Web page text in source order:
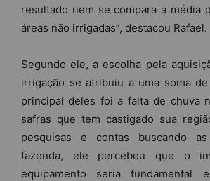
resultado nem se compara a média
áreas não irrigadas”, destacou Rafael.
Segundo ele, a escolha pela
irrigação se atribuiu a uma soma
principal deles foi a falta de chuva
safras que tem castigado sua
pesquisas e contas buscando
fazenda, ele percebeu que o
equipamento seria fundamental